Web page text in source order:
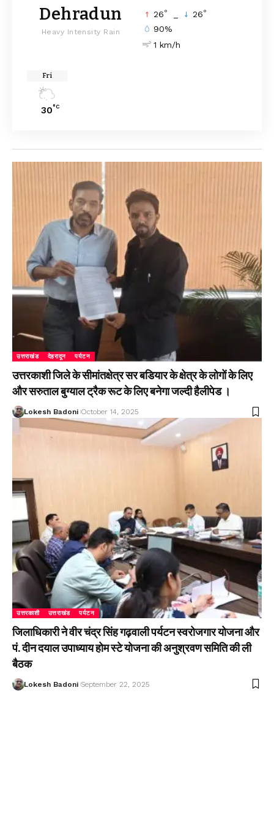
Dehradun
Heavy Intensity Rain
26° 26°
90%
1 km/h
Fri
30°C
उत्तराखंड देहरादून पर्यटन
उत्तरकाशी जिले के सीमांतक्षेत्र सर बडियार के क्षेत्र के लोगों के लिए
और सरुताल बुग्याल ट्रैक रूट के लिए बनेगा जल्दी हैलीपेड ।
Lokesh Badoni October 14, 2025
उत्तरकाशी उत्तराखंड पर्यटन
जिलाधिकारी ने वीर चंद्र सिंह गढ़वाली पर्यटन स्वरोजगार योजना और
पं. दीन दयाल उपाध्याय होम स्टे योजना की अनुश्रवण समिति की ली
बैठक
Lokesh Badoni September 22, 2025